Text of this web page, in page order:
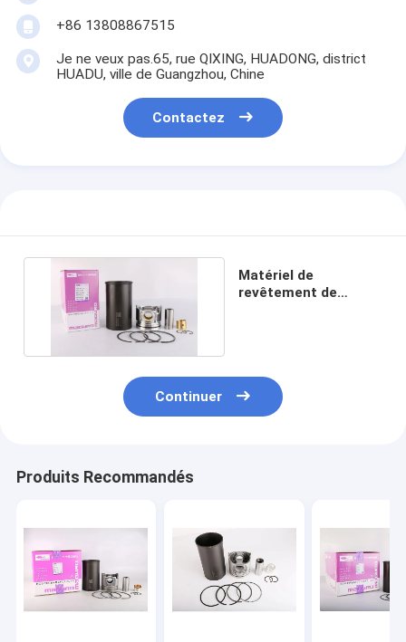
+86 13808867515
Je ne veux pas.65, rue QIXING, HUADONG, district
HUADU, ville de Guangzhou, Chine
Contactez
Matériel de
revêtement de
Continuer
Produits Recommandés